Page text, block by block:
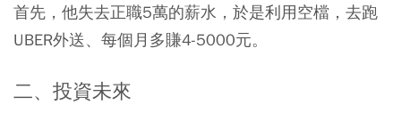
首先，他失去正職5萬的薪水，於是利用空檔，去跑
UBER外送、每個月多賺4-5000元。
二、投資未來